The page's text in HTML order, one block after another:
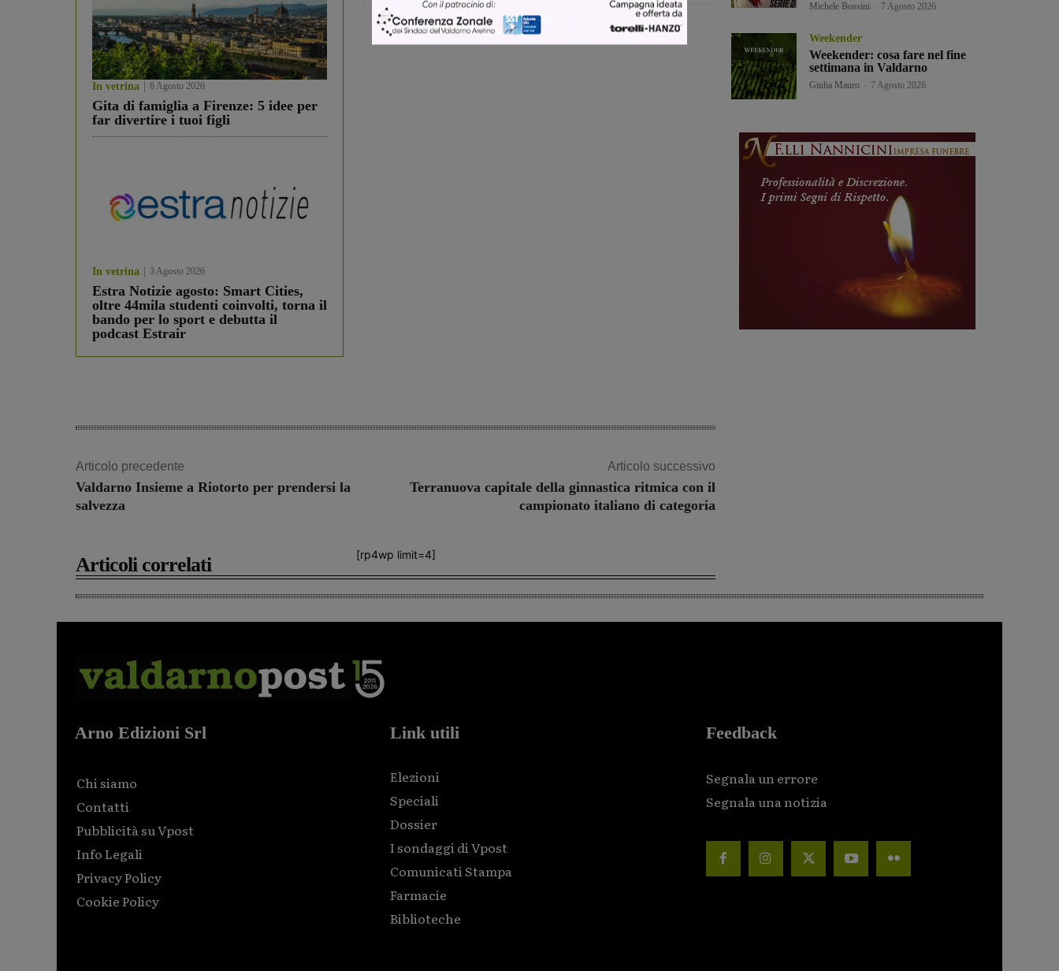
In vetrina 6 Agosto 2026
Gita di famiglia a Firenze: 5 idee per
far divertire i tuoi figli
In vetrina 3 Agosto 2026
Estra Notizie agosto: Smart Cities,
oltre 44mila studenti coinvolti, torna il
bando per lo sport e debutta il
podcast Estrair
Articolo precedente
Valdarno Insieme a Riotorto per prendersi la
salvezza
Articolo successivo
Terranuova capitale della ginnastica ritmica con il
campionato italiano di categoria
[rp4wp limit=4]
Articoli correlati
Michele Bossini 7 Agosto 2026
Weekender
Weekender: cosa fare nel fine
settimana in Valdarno
Giulia Mauro 7 Agosto 2026
Arno Edizioni Srl
Chi siamo
Contatti
Pubblicità su Vpost
Info Legali
Privacy Policy
Cookie Policy
Link utili
Elezioni
Speciali
Dossier
I sondaggi di Vpost
Comunicati Stampa
Farmacie
Biblioteche
Feedback
Segnala un errore
Segnala una notizia